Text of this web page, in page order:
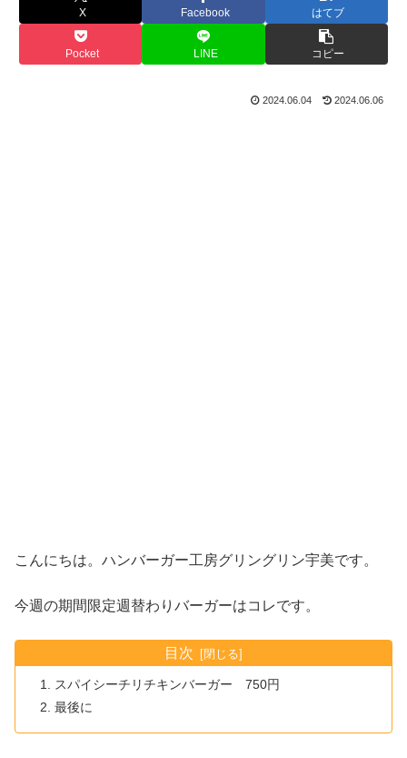
X Facebook はてブ
Pocket LINE コピー
2024.06.04 2024.06.06
こんにちは。ハンバーガー工房グリングリン宇美です。
今週の期間限定週替わりバーガーはコレです。
目次
スパイシーチリチキンバーガー 750円
最後に